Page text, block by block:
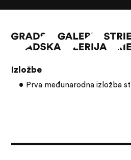
O GALERIJI
Izložbe
Prva međunarodna izložba